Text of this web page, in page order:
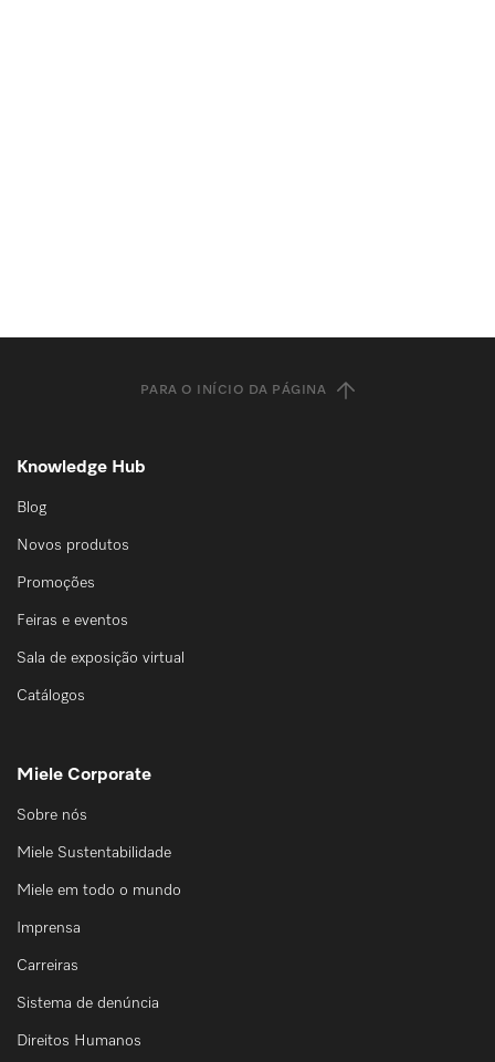
PARA O INÍCIO DA PÁGINA
Knowledge Hub
Blog
Novos produtos
Promoções
Feiras e eventos
Sala de exposição virtual
Catálogos
Miele Corporate
Sobre nós
Miele Sustentabilidade
Miele em todo o mundo
Imprensa
Carreiras
Sistema de denúncia
Direitos Humanos